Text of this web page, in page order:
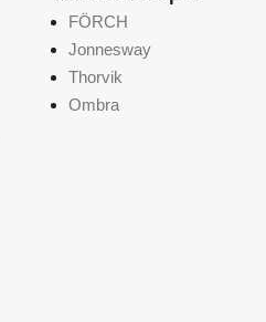
FÖRCH
Jonnesway
Thorvik
Ombra